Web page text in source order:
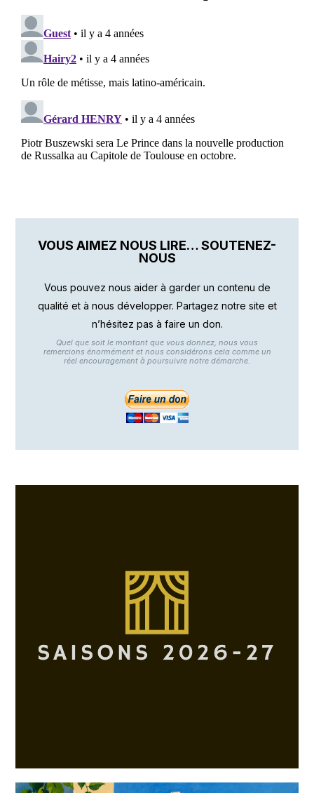
VOUS AIMEZ NOUS LIRE… SOUTENEZ-
NOUS
Vous pouvez nous aider à garder un contenu de
qualité et à nous développer. Partagez notre site et
n’hésitez pas à faire un don.
Quel que soit le montant que vous donnez, nous vous
remercions énormément et nous considérons cela comme un
réel encouragement à poursuivre notre démarche.